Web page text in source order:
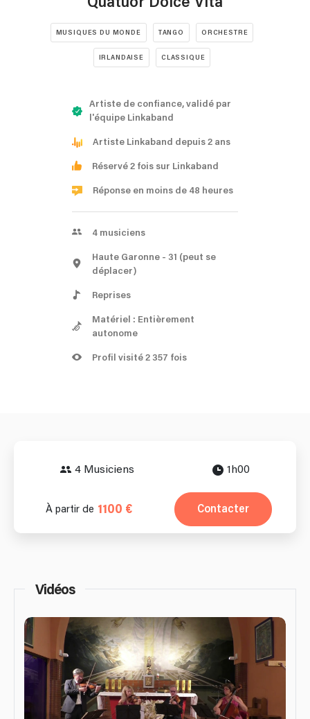
MUSIQUES DU MONDE TANGO ORCHESTRE
IRLANDAISE CLASSIQUE
Artiste de confiance, validé par
l'équipe Linkaband
Artiste Linkaband depuis 2 ans
Réservé 2 fois sur Linkaband
Réponse en moins de 48 heures
4 musiciens
Haute Garonne - 31 (peut se
déplacer)
Reprises
Matériel : Entièrement
autonome
Profil visité 2 357 fois
4 Musiciens 1h00
À partir de 1100 € Contacter
Vidéos